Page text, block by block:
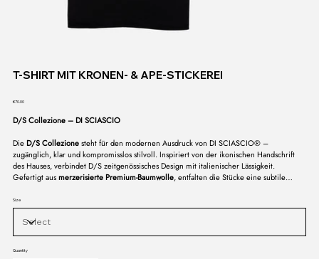
T-SHIRT MIT KRONEN- & APE-STICKEREI
Price
€70.00
D/S Collezione – DI SCIASCIO
DieD/S Collezionesteht für den modernen Ausdruck von DI SCIASCIO® –
zugänglich, klar und kompromisslos stilvoll. Inspiriert von der ikonischen Handschrift
des Hauses, verbindet D/S zeitgenössisches Design mit italienischer Lässigkeit.
Gefertigt ausmerzerisierte Premium-Baumwolle, entfalten die Stücke eine subtile
mit dem Anspruch eines Klassikers.
Size
Quantity